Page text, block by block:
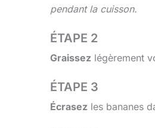
pendant la cuisson.
ÉTAPE 2
Graissez légèrement
ÉTAPE 3
Écrasez les bananes